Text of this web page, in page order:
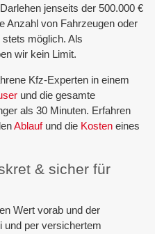
jenseits der 500.000 €
Anzahl von Fahrzeugen oder
möglich. Als
wir kein Limit.
Kfz-Experten in einem
und die gesamte
als 30 Minuten. Erfahren
Ablaufund die Kosten eines
& sicher für
Wert vorab und der
und per versichertem